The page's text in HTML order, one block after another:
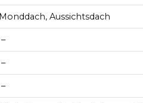
Monddach, Aussichtsdach
–
–
–